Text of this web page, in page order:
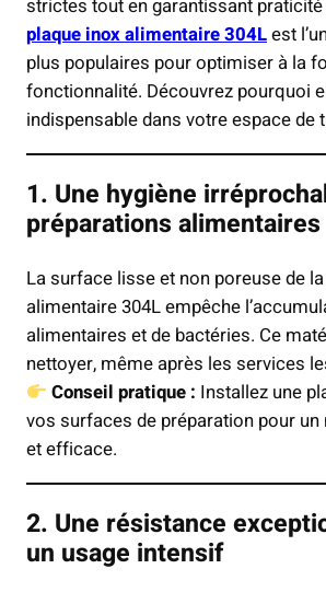
strictes tout en garantissant
plaque inox alimentaire 304Lest
plus populaires pour optimiser à la
fonctionnalité. Découvrez pourquoi
indispensable dans votre espace de
1. Une hygiène
préparations alimentaires
La surface lisse et non poreuse de
alimentaire 304L empêche
alimentaires et de bactéries. Ce
nettoyer, même après les services
Conseil pratique : Installez une
vos surfaces de préparation pour un
et efficace.
2. Une résistance
un usage intensif